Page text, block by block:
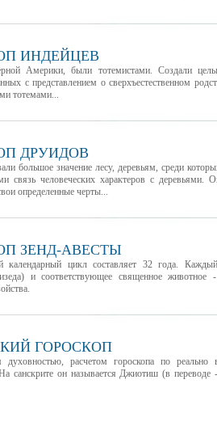
ИНДЕЙЦЕВ
Америки, были тотемистами. Создали
с представлением о сверхъестественном
тотемами...
ДРУИДОВ
большое значение лесу, деревьям, среди
связь человеческих характеров с
определенные черты...
ЗЕНД-АВЕСТЫ
календарный цикл составляет 32 года.
и соответствующее священное
ГОРОСКОП
духовностью, расчетом гороскопа по
санскрите он называется Джиотиш (в переводе